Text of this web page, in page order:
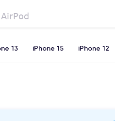
13 iPhone 15 iPhone 12